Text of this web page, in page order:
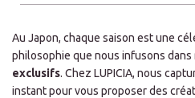
Au Japon, chaque saison est une
philosophie que nous infusons dans
exclusifs. Chez LUPICIA, nous
instant pour vous proposer des